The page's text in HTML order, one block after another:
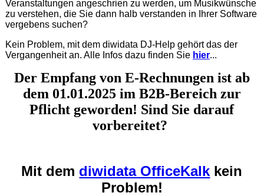
Veranstaltungen angeschrien zu werden, um Musikwünsche
zu verstehen, die Sie dann halb verstanden in Ihrer Software
vergebens suchen?
Kein Problem, mit dem diwidata DJ-Help gehört das der
Vergangenheit an. Alle Infos dazu finden Sie hier...
Der Empfang von E-Rechnungen ist ab
dem 01.01.2025 im B2B-Bereich zur
Pflicht geworden! Sind Sie darauf
vorbereitet?
Mit dem diwidata OfficeKalk kein
Problem!